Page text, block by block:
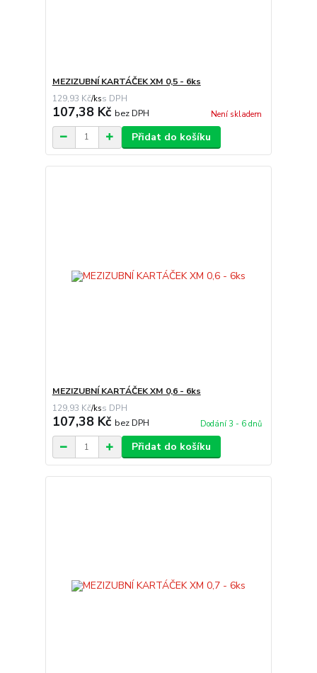
MEZIZUBNÍ KARTÁČEK XM 0,5 - 6ks
129,93 Kč/ks
107,38 Kč bez DPH Není skladem
Přidat do košíku
MEZIZUBNÍ KARTÁČEK XM 0,6 - 6ks
129,93 Kč/ks
107,38 Kč bez DPH Dodání 3 - 6 dnů
Přidat do košíku